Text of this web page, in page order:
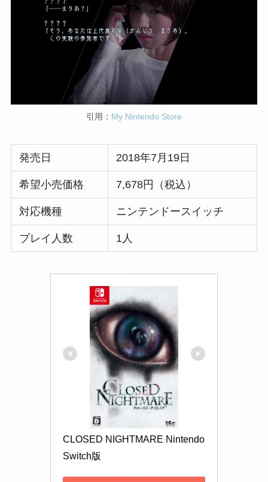
引用： My Nintendo Store
発売日 2018年7月19日
希望小売価格 7,678円（税込）
対応機種 ニンテンドースイッチ
プレイ人数 1人
CLOSED NIGHTMARE Nintendo
Switch版